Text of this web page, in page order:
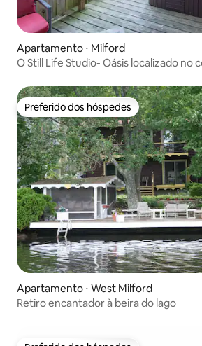
Apartamento ⋅ Milford
O Still Life Studio- Oásis localizado no
Preferido dos hóspedes
Preferido dos hóspedes
Apartamento ⋅ West Milford
Retiro encantador à beira do lago